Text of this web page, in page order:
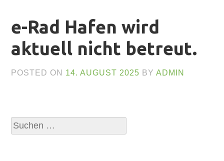
e-Rad Hafen wird
aktuell nicht betreut.
POSTED ON 14. AUGUST 2025 BYADMIN
Suchen
nach: